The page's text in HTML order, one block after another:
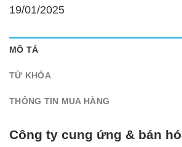
19/01/2025
MÔ TẢ
TỪ KHÓA
THÔNG TIN MUA HÀNG
Công ty cung ứng & bán